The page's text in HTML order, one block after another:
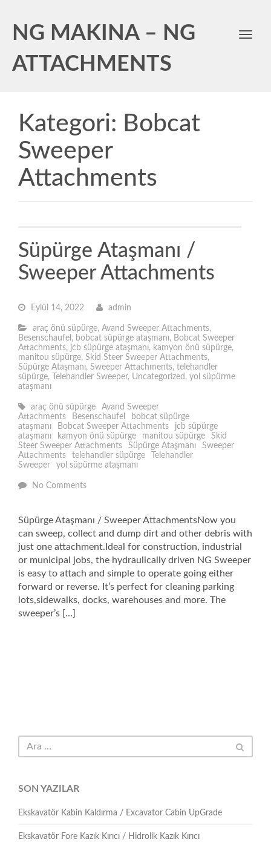
NG MAKINA – NG
ATTACHMENTS
Toggle
Kategori: Bobcat
Sweeper
Attachments
Süpürge Ataşmanı /
Sweeper Attachments
Eylül 14, 2022 admin
araç önü süpürge, Avand Sweeper Attachments,
Besenschaufel , bobcat süpürge ataşmanı, Bobcat Sweeper
Attachments, jcb süpürge ataşmanı, kamyon önü süpürge,
manitou süpürge, Skid Steer Sweeper Attachments,
Süpürge Ataşmanı, Sweeper Attachments, telehandler
süpürge, Telehandler Sweeper, Uncategorized , yol süpürme
ataşmanı
araç önü süpürge
Avand Sweeper
Attachments
Besenschaufel
bobcat süpürge
ataşmanı
Bobcat Sweeper Attachments
jcb süpürge
ataşmanı
kamyon önü süpürge manitou süpürge
Skid
Steer Sweeper Attachments
Süpürge Ataşmanı
Sweeper
Attachments
telehandler süpürge
Telehandler
Sweeper
yol süpürme ataşmanı
No Comments
Süpürge Ataşmanı / Sweeper AttachmentsNow you
can sweep, collect and dump dirt and other debris with
just one attachment.Ideal for construction, industrial
or municipal jobs, the hydraulically driven NG Sweeper
is easy to attach and simple to operate going either
forward or reverse. It’s perfect for cleaning parking
lots,sidewalks, docks, warehouses and more. The
sweeper’s […]
SON YAZILAR
Ekskavatör Kabin Kaldırma / Excavator Cabin UpGrade
Ekskavatör Fore Kazık Kırıcı / Hidrolik Kazık Kırıcı